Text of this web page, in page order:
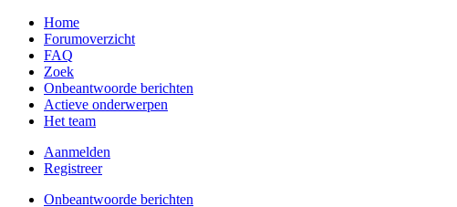
Home
Forumoverzicht
FAQ
Zoek
Onbeantwoorde berichten
Actieve onderwerpen
Het team
Aanmelden
Registreer
Onbeantwoorde berichten